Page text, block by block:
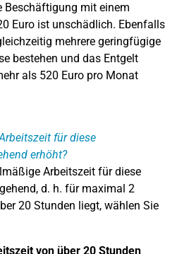
Beschäftigung mit einem
Euro ist unschädlich. Ebenfalls
mehrere geringfügige
bestehen und das Entgelt
als 520 Euro pro Monat
für diese
erhöht?
Arbeitszeit für diese
d. h. für maximal 2
20 Stunden liegt, wählen Sie
von über 20 Stunden